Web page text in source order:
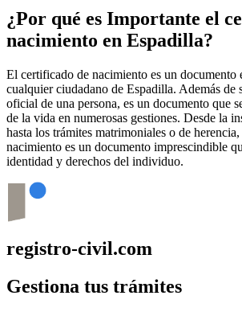
¿Por qué es Importante el
nacimiento en Espadilla?
El certificado de nacimiento es un documento
cualquier ciudadano de Espadilla. Además de
oficial de una persona, es un documento que
de la vida en numerosas gestiones. Desde la
hasta los trámites matrimoniales o de
nacimiento es un documento imprescindible
identidad y derechos del individuo.
registro-civil.com
Gestiona tus trámites